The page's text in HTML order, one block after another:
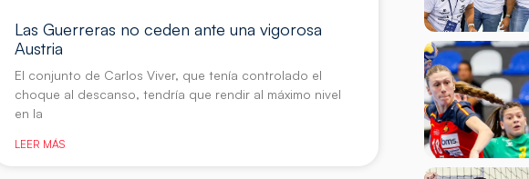
Las Guerreras no ceden ante una vigorosa
Austria
El conjunto de Carlos Viver, que tenía controlado el
choque al descanso, tendría que rendir al máximo nivel
en la
LEER MÁS